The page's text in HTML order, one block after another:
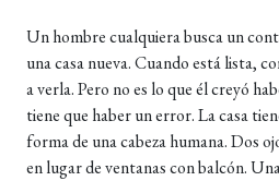
Un hombre cualquiera busca un
una casa nueva. Cuando está lista,
a verla. Pero no es lo que él creyó
tiene que haber un error. La casa
forma de una cabeza humana. Dos
en lugar de ventanas con balcón.